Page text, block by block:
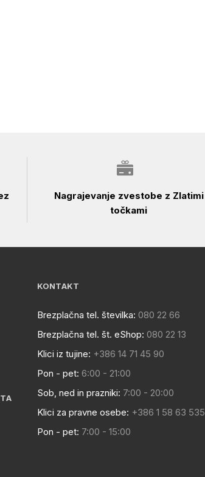
Nagrajevanje zvestobe z Zlatimi
točkami
KONTAKT
Brezplačna tel. številka: 080 22 66
Brezplačna tel. št. eShop: 080 22 13
Klici iz tujine: +386 14 71 45 90
Pon - pet: 6:00 - 21:00
Sob, ned in prazniki: 7:00 - 20:00
Klici za pravne osebe: +386 1 58 63 535
Pon - pet: 7:00 - 15:00